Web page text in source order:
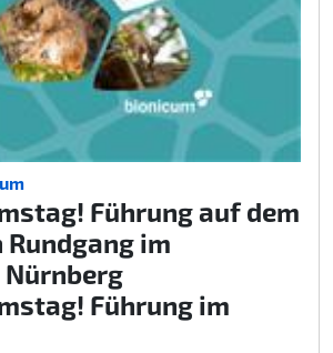
Führung auf dem
im
Führung im